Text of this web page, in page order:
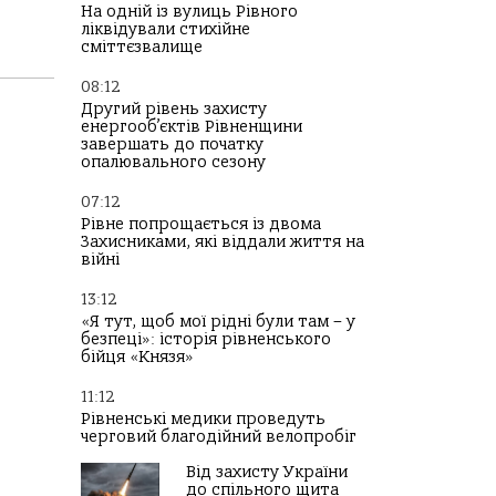
На одній із вулиць Рівного
ліквідували стихійне
сміттєзвалище
08:12
Другий рівень захисту
енергооб’єктів Рівненщини
завершать до початку
опалювального сезону
07:12
Рівне попрощається із двома
Захисниками, які віддали життя на
війні
13:12
«Я тут, щоб мої рідні були там – у
безпеці»: історія рівненського
бійця «Князя»
11:12
Рівненські медики проведуть
черговий благодійний велопробіг
Від захисту України
до спільного щита